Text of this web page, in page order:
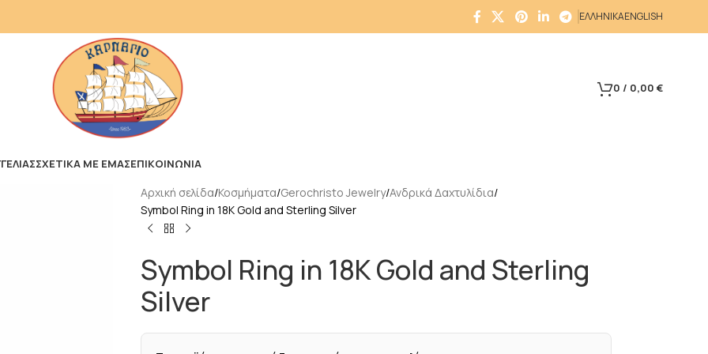
ΕΛΛΗΝΙΚΑENGLISH
0 / 0,00 €
ΣΧΕΤΙΚΑ ΜΕ ΕΜΑΣΕΠΙΚΟΙΝΩΝΙΑ
Αρχική σελίδα Κοσμήματα Gerochristo Jewelry Ανδρικά Δαχτυλίδια
Symbol Ring in 18K Gold and Sterling Silver
Symbol Ring in 18K Gold and Sterling
Silver